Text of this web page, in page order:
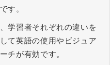
す。
学習者それぞれの違いを
て英語の使用やビジュア
チが有効です。